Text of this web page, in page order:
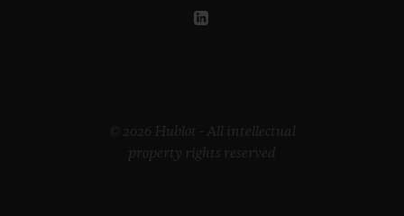
© 2026 Hublot - All intellectual
property rights reserved